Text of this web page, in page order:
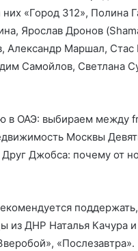
«Город 312», Полина
Ярослав Дронов
Александр Маршал, Стас
Самойлов, Светлана
в ОАЭ: выбираем между
Москвы
Джобса: почему от
из ДНР Наталья Качура
«Послезавтра».